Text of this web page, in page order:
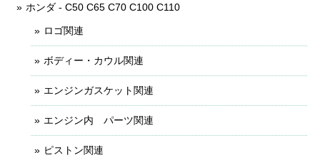
ホンダ - C50 C65 C70 C100 C110
ロゴ関連
ボディー・カウル関連
エンジンガスケット関連
エンジン内 パーツ関連
ピストン関連